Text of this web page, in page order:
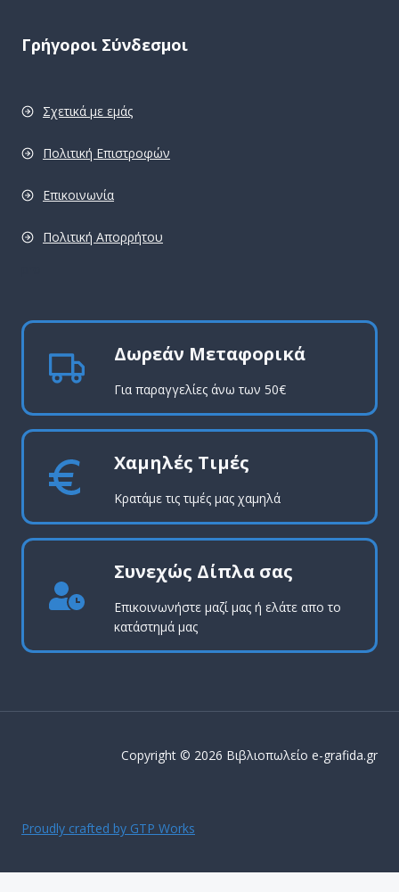
Γρήγοροι Σύνδεσμοι
Σχετικά με εμάς
Πολιτική Επιστροφών
Επικοινωνία
Πολιτική Απορρήτου
Δωρεάν Μεταφορικά
Για παραγγελίες άνω των 50€
Χαμηλές Τιμές
Κρατάμε τις τιμές μας χαμηλά
Συνεχώς Δίπλα σας
Επικοινωνήστε μαζί μας ή ελάτε απο το
κατάστημά μας
Copyright © 2026 Βιβλιοπωλείο e-grafida.gr
Proudly crafted by GTP Works